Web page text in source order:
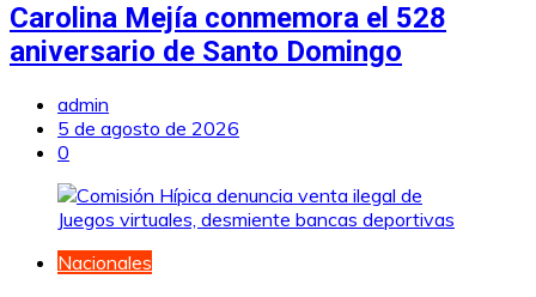
Carolina Mejía conmemora el 528
aniversario de Santo Domingo
admin
5 de agosto de 2026
0
Nacionales